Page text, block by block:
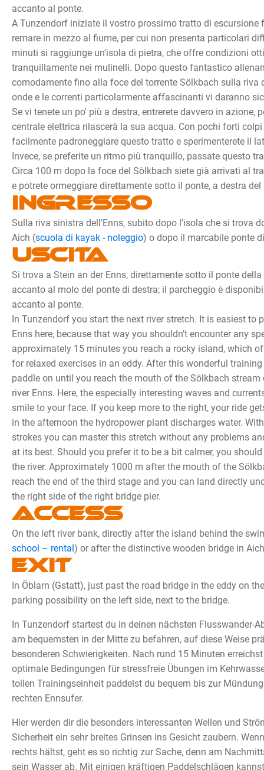
accanto al ponte.
A Tunzendorf iniziate il vostro prossimo tratto di escursione
remare in mezzo al fiume, per cui non presenta particolari
minuti si raggiunge un'isola di pietra, che offre condizioni
tranquillamente nei mulinelli. Dopo questo fantastico
comodamente fino alla foce del torrente Sölkbach sulla riva
onde e le correnti particolarmente affascinanti vi daranno
Se vi tenete un po' più a destra, entrerete davvero in azione,
centrale elettrica rilascerà la sua acqua. Con pochi forti
facilmente padroneggiare questo tratto e sperimenterete il
Invece, se preferite un ritmo più tranquillo, passate questo
Circa 100 m dopo la foce del Sölkbach siete già arrivati al
e potrete ormeggiare direttamente sotto il ponte, a destra
Ingresso
Sulla riva sinistra dell'Enns, subito dopo l'isola che si trova
Aich (scuola di kayak - noleggio) o dopo il marcabile ponte
Uscita
Si trova a Stein an der Enns, direttamente sotto il ponte
accanto al molo del ponte di destra; il parcheggio è
accanto al ponte.
In Tunzendorf you start the next river stretch. It is easiest to
Enns here, because that way you shouldn’t encounter any
approximately 15 minutes you reach a rocky island, which
for relaxed exercises in an eddy. After this wonderful
paddle on until you reach the mouth of the Sölkbach
river Enns. Here, the especially interesting waves and
smile to your face. If you keep more to the right, your ride
in the afternoon the hydropower plant discharges water.
strokes you can master this stretch without any problems
at its best. Should you prefer it to be a bit calmer, you
the river. Approximately 1000 m after the mouth of the
reach the end of the third stage and you can land directly
the right side of the right bridge pier.
Access
On the left river bank, directly after the island behind the
school – rental) or after the distinctive wooden bridge in
Exit
In Öblarn (Gstatt), just past the road bridge in the eddy on
parking possibility on the left side, next to the bridge.
In Tunzendorf startest du in deinen nächsten Flusswander-
am bequemsten in der Mitte zu befahren, auf diese Weise
besonderen Schwierigkeiten. Nach rund 15 Minuten
optimale Bedingungen für stressfreie Übungen im
tollen Trainingseinheit paddelst du bequem bis zur
rechten Ennsufer.
Hier werden dir die besonders interessanten Wellen und
Sicherheit ein sehr breites Grinsen ins Gesicht zaubern.
rechts hältst, geht es so richtig zur Sache, denn am
sein Wasser ab. Mit einigen kräftigen Paddelschlägen